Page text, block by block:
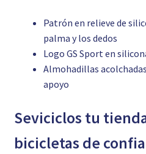
Patrón en relieve de
palma y los dedos
Logo GS Sport en
Almohadillas
apoyo
Seviciclos tu
bicicletas de